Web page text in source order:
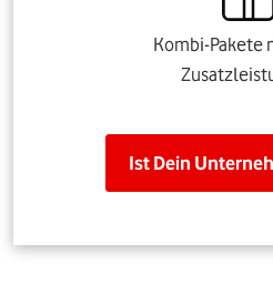
Kombi-Pakete
Ist Dein